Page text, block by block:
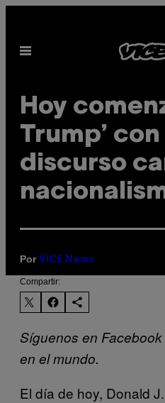
contenido
Abrir
Hoy
Trump’ con
discurso
Por VICE News
Compartir:
Síguenos en
en el mundo.
El día de hoy, Donald